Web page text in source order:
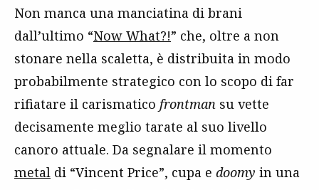
Non manca una manciatina di brani
dall’ultimo “Now What?!” che, oltre a non
stonare nella scaletta, è distribuita in modo
probabilmente strategico con lo scopo di far
rifiatare il carismatico frontman su vette
decisamente meglio tarate al suo livello
canoro attuale. Da segnalare il momento
metal di “Vincent Price”, cupa e doomy in una